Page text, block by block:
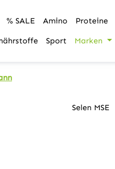
% SALE Amino Proteine
Sport Marken